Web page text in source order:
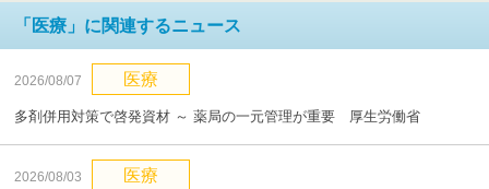
「医療」に関連するニュース
2026/08/07 医療
多剤併用対策で啓発資材 ～ 薬局の一元管理が重要 厚生労働省
2026/08/03 医療